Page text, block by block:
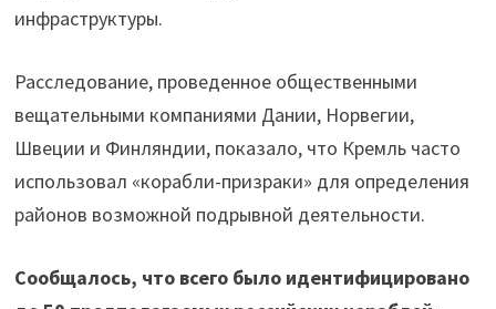
инфраструктуры.
Расследование, проведенное общественными
вещательными компаниями Дании, Норвегии,
Швеции и Финляндии, показало, что Кремль часто
использовал «корабли-призраки» для определения
районов возможной подрывной деятельности.
Сообщалось, что всего было идентифицировано